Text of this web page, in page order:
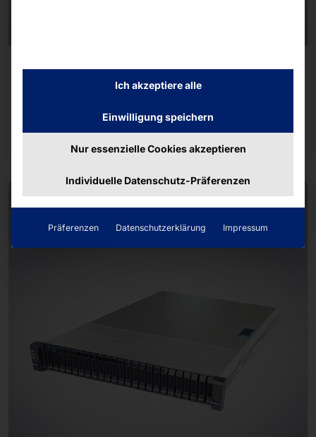
Mehr dazu
Ich akzeptiere alle
Einwilligung speichern
Nur essenzielle Cookies akzeptieren
Individuelle Datenschutz-Präferenzen
Präferenzen Datenschutzerklärung Impressum